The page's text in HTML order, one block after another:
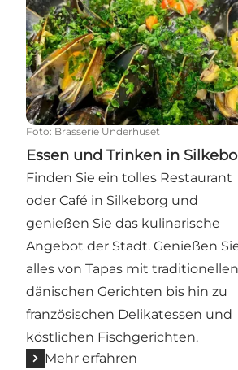
Foto: Brasserie Underhuset
Essen und Trinken in
Finden Sie ein tolles Restaurant
oder Café in Silkeborg und
genießen Sie das kulinarische
Angebot der Stadt. Genießen
alles von Tapas mit traditionellen
dänischen Gerichten bis hin zu
französischen Delikatessen und
köstlichen Fischgerichten.
Mehr erfahren